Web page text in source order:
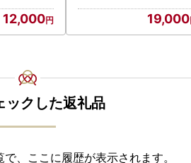
12,000 19,000
ックした返礼品
、ここに履歴が表示されます。